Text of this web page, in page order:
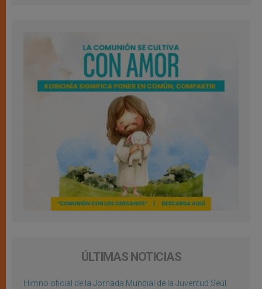
ÚLTIMAS NOTICIAS
Himno oficial de la Jornada Mundial de la Juventud Seúl